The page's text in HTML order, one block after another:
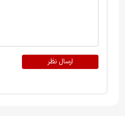
ارسال نظر